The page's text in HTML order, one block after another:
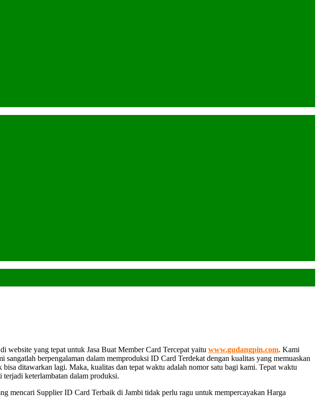
website yang tepat untuk Jasa Buat Member Card Tercepat yaitu www.gudangpin.com. Kami
berpengalaman dalam memproduksi ID Card Terdekat dengan kualitas yang memuaskan
ditawarkan lagi. Maka, kualitas dan tepat waktu adalah nomor satu bagi kami. Tepat waktu
keterlambatan dalam produksi.
mencari Supplier ID Card Terbaik di Jambi tidak perlu ragu untuk mempercayakan Harga